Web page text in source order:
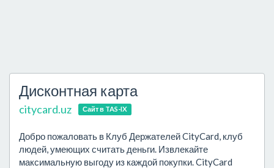
Дисконтная карта
citycard.uz Сайт в TAS-IX
Добро пожаловать в Клуб Держателей CityCard, клуб
людей, умеющих считать деньги. Извлекайте
максимальную выгоду из каждой покупки. CityCard